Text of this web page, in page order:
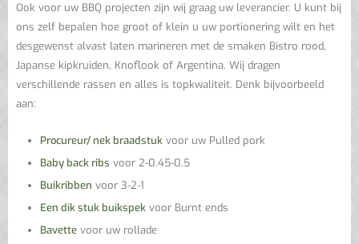
Ook voor uw BBQ projecten zijn wij graag uw leverancier. U kunt bij
ons zelf bepalen hoe groot of klein u uw portionering wilt en het
desgewenst alvast laten marineren met de smaken Bistro rood,
Japanse kipkruiden, Knoflook of Argentina. Wij dragen
verschillende rassen en alles is topkwaliteit. Denk bijvoorbeeld
aan:
Procureur/ nek braadstuk voor uw Pulled pork
Baby back ribs voor 2-0.45-0.5
Buikribben voor 3-2-1
Een dik stuk buikspek voor Burnt ends
Bavette voor uw rollade